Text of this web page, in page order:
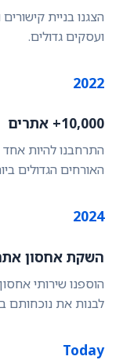
ועסקים גדולים.
2022
10,000+ אתרים
התרחבנו להיות
האורחים הגדולים
2024
השקת אחסון
לבנות את נוכחותם
Today